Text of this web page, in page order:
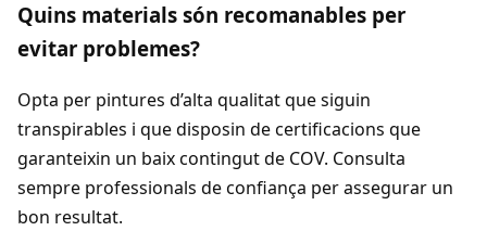
Quins materials són recomanables per
evitar problemes?
Opta per pintures d’alta qualitat que siguin
transpirables i que disposin de certificacions que
garanteixin un baix contingut de COV. Consulta
sempre professionals de confiança per assegurar un
bon resultat.